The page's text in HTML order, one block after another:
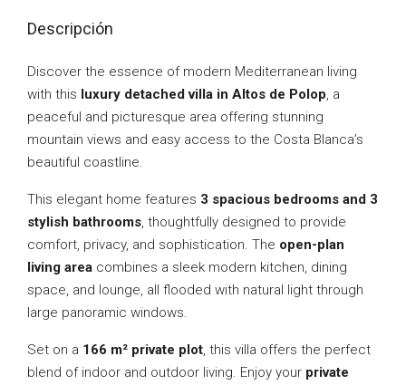
Descripción
Discover the essence of modern Mediterranean living
with this luxury detached villa in Altos de Polop, a
peaceful and picturesque area offering stunning
mountain views and easy access to the Costa Blanca’s
beautiful coastline.
This elegant home features 3 spacious bedrooms and 3
stylish bathrooms, thoughtfully designed to provide
comfort, privacy, and sophistication. The open-plan
living area combines a sleek modern kitchen, dining
space, and lounge, all flooded with natural light through
large panoramic windows.
Set on a 166 m² private plot, this villa offers the perfect
blend of indoor and outdoor living. Enjoy your private